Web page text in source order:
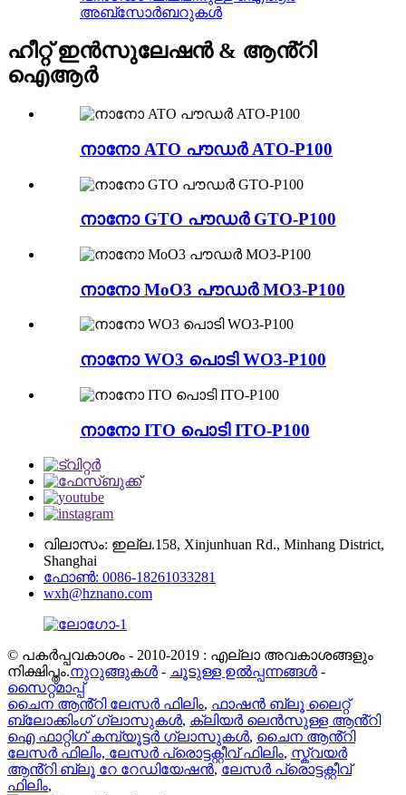
അബ്സോർബറുകൾ
ഹീറ്റ് ഇൻസുലേഷൻ & ആൻ്റി
ഐആർ
നാനോ ATO പൗഡർ ATO-P100
നാനോ GTO പൗഡർ GTO-P100
നാനോ MoO3 പൗഡർ MO3-P100
നാനോ WO3 പൊടി WO3-P100
നാനോ ITO പൊടി ITO-P100
വിലാസം: ഇല്ല.158, Xinjunhuan Rd., Minhang District,
Shanghai
ഫോൺ: 0086-18261033281
wxh@hznano.com
© പകർപ്പവകാശം - 2010-2019 : എല്ലാ അവകാശങ്ങളും
നിക്ഷിപ്തം.നുറുങ്ങുകൾ - ചൂടുള്ള ഉൽപ്പന്നങ്ങൾ -
സൈറ്റ്മാപ്പ്
ചൈന ആൻ്റി ലേസർ ഫിലിം, ഫാഷൻ ബ്ലൂ ലൈറ്റ്
ബ്ലോക്കിംഗ് ഗ്ലാസുകൾ, ക്ലിയർ ലെൻസുള്ള ആൻ്റി
ഐ ഫാറ്റിഗ് കമ്പ്യൂട്ടർ ഗ്ലാസുകൾ, ചൈന ആൻ്റി
ലേസർ ഫിലിം, ലേസർ പ്രൊട്ടക്റ്റീവ് ഫിലിം, സ്ക്വയർ
ആൻ്റി ബ്ലൂ റേ റേഡിയേഷൻ, ലേസർ പ്രൊട്ടക്റ്റീവ്
ഫിലിം,